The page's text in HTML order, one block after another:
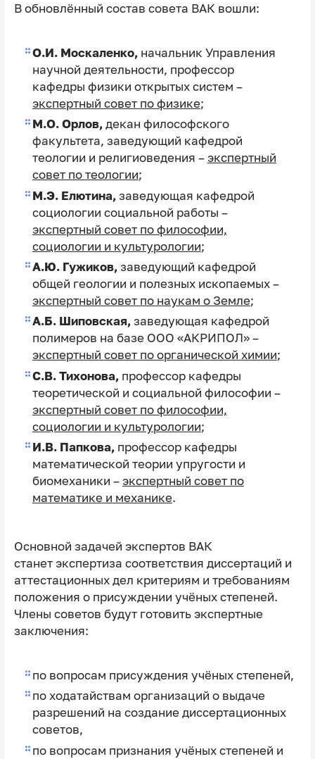
В обновлённый состав совета ВАК вошли:
О.И. Москаленко, начальник Управления
научной деятельности, профессор
кафедры физики открытых систем –
экспертный совет по физике;
М.О. Орлов, декан философского
факультета, заведующий кафедрой
теологии и религиоведения – экспертный
совет по теологии;
М.Э. Елютина, заведующая кафедрой
социологии социальной работы –
экспертный совет по философии,
социологии и культурологии;
А.Ю. Гужиков, заведующий кафедрой
общей геологии и полезных ископаемых –
экспертный совет по наукам о Земле;
А.Б. Шиповская, заведующая кафедрой
полимеров на базе ООО «АКРИПОЛ» –
экспертный совет по органической химии;
С.В. Тихонова, профессор кафедры
теоретической и социальной философии –
экспертный совет по философии,
социологии и культурологии;
И.В. Папкова, профессоркафедры
математической теории упругости и
биомеханики – экспертный совет по
математике и механике.
Основной задачей экспертов ВАК
станет экспертиза соответствия диссертаций и
аттестационных дел критериям и требованиям
положения о присуждении учёных степеней.
Члены советов будут готовить экспертные
заключения:
по вопросам присуждения учёных степеней,
по ходатайствам организаций о выдаче
разрешений на создание диссертационных
советов,
по вопросам признания учёных степеней и